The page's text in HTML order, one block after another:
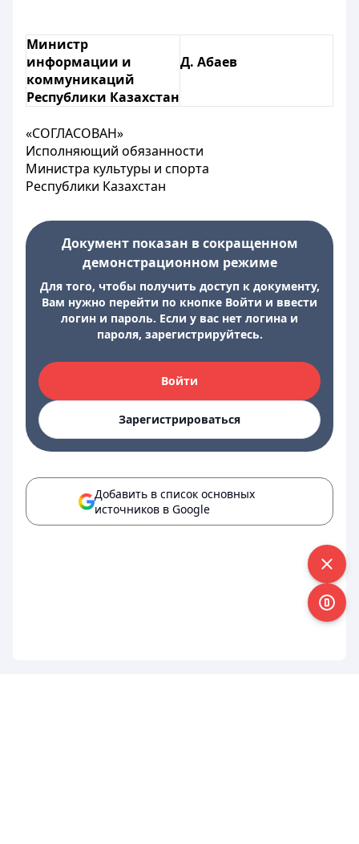
Министр
информации и
коммуникаций
Республики Казахстан
Д. Абаев
«СОГЛАСОВАН»
Исполняющий обязанности
Министра культуры и спорта
Республики Казахстан
Документ показан в сокращенном
демонстрационном режиме
Для того, чтобы получить доступ к документу,
Вам нужно перейти по кнопке Войти и ввести
логин и пароль. Если у вас нет логина и
пароля, зарегистрируйтесь.
Войти
Зарегистрироваться
Добавить в список основных
источников в Google